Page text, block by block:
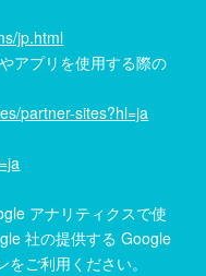
jp.html
アプリを使用する際の
partner-sites?hl=ja
アナリティクスで使
社の提供する Google
ご利用ください。